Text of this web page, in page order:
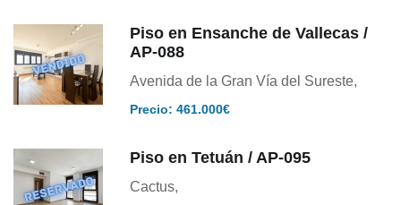
Piso en Ensanche de Vallecas /
AP-088
Avenida de la Gran Vía del Sureste,
Precio: 461.000€
Piso en Tetuán / AP-095
Cactus,